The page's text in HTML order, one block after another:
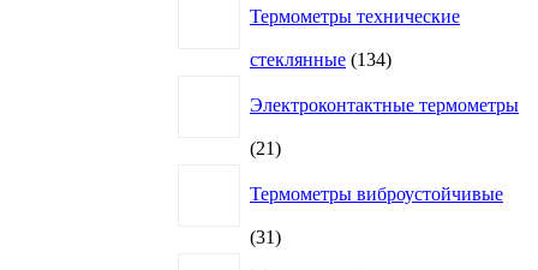
Термометры технические
стеклянные 134134
Электроконтактные термометры
2121
Термометры виброустойчивые
3131